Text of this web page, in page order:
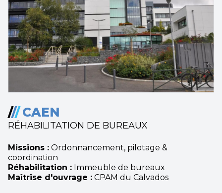
/// CAEN
RÉHABILITATION DE BUREAUX
Missions : Ordonnancement, pilotage &
coordination
Réhabilitation : Immeuble de bureaux
Maîtrise d'ouvrage : CPAM du Calvados